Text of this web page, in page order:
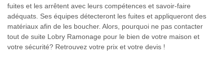
fuites et les arrêtent avec leurs compétences et savoir-faire
adéquats. Ses équipes détecteront les fuites et appliqueront des
matériaux afin de les boucher. Alors, pourquoi ne pas contacter
tout de suite Lobry Ramonage pour le bien de votre maison et
votre sécurité? Retrouvez votre prix et votre devis !